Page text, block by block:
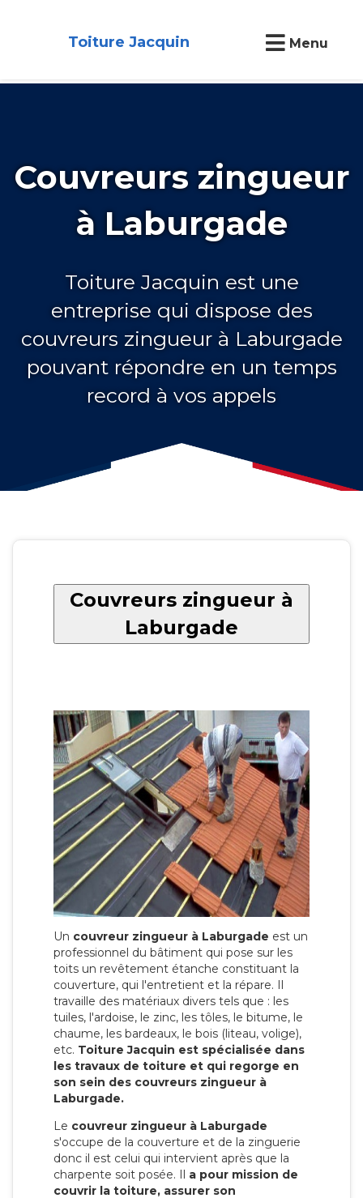
Toiture Jacquin Menu
Couvreurs zingueur
à Laburgade
Toiture Jacquin est une
entreprise qui dispose des
couvreurs zingueur à Laburgade
pouvant répondre en un temps
record à vos appels
Couvreurs zingueur à
Laburgade
Un couvreur zingueur à Laburgade est un
professionnel du bâtiment qui pose sur les
toits un revêtement étanche constituant la
couverture, qui l'entretient et la répare. Il
travaille des matériaux divers tels que : les
tuiles, l'ardoise, le zinc, les tôles, le bitume, le
chaume, les bardeaux, le bois (liteau, volige),
etc. Toiture Jacquin est spécialisée dans
les travaux de toiture et qui regorge en
son sein des couvreurs zingueur à
Laburgade.
Le couvreur zingueur à Laburgade
s'occupe de la couverture et de la zinguerie
donc il est celui qui intervient après que la
charpente soit posée. Il a pour mission de
couvrir la toiture, assurer son